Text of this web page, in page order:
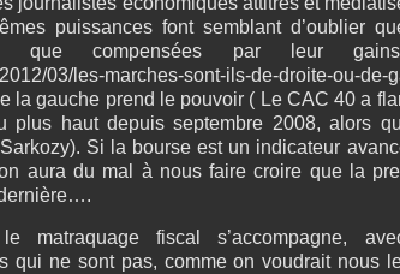
puissances font semblant d’oublier
que compensées par leur
03/les-marches-sont-ils-de-droite-ou-de-
la gauche prend le pouvoir ( Le CAC 40 a
haut depuis septembre 2008, alors
Si la bourse est un indicateur
aura du mal à nous faire croire que la
matraquage fiscal s’accompagne,
qui ne sont pas, comme on voudrait nous